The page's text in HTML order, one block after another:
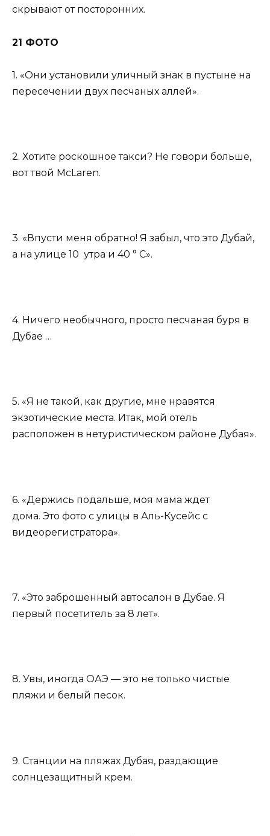
скрывают от посторонних.
21 ФОТО
1. «Они установили уличный знак в пустыне на
пересечении двух песчаных аллей».
2. Хотите роскошное такси? Не говори больше,
вот твой McLaren.
3. «Впусти меня обратно! Я забыл, что это Дубай,
а на улице 10 утра и 40 ° С».
4. Ничего необычного, просто песчаная буря в
Дубае …
5. «Я не такой, как другие, мне нравятся
экзотические места. Итак, мой отель
расположен в нетуристическом районе Дубая».
6. «Держись подальше, моя мама ждет
дома. Это фото с улицы в Аль-Кусейс с
видеорегистратора».
7. «Это заброшенный автосалон в Дубае. Я
первый посетитель за 8 лет».
8. Увы, иногда ОАЭ — это не только чистые
пляжи и белый песок.
9. Станции на пляжах Дубая, раздающие
солнцезащитный крем.